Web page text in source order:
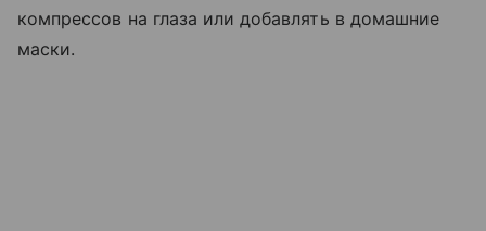
компрессов на глаза или добавлять в домашние
маски.